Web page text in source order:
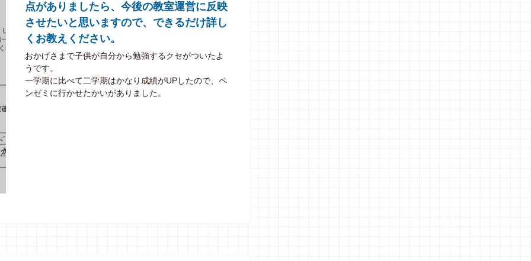
点がありましたら、今後の教室運営に反映
させたいと思いますので、できるだけ詳し
くお教えください。
おかげさまで子供が自分から勉強するクセがついたよ
うです。
一学期に比べて二学期はかなり成績がUPしたので、ペ
ンゼミに行かせたかいがありました。